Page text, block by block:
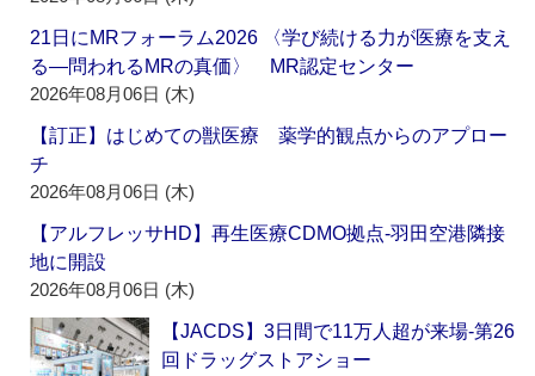
21日にMRフォーラム2026 〈学び続ける力が医療を支え
る―問われるMRの真価〉 MR認定センター
2026年08月06日 (木)
【訂正】はじめての獣医療 薬学的観点からのアプロー
チ
2026年08月06日 (木)
【アルフレッサHD】再生医療CDMO拠点‐羽田空港隣接
地に開設
2026年08月06日 (木)
【JACDS】3日間で11万人超が来場‐第26
回ドラッグストアショー